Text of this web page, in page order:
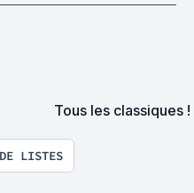
Tous les classiques !
LISTES